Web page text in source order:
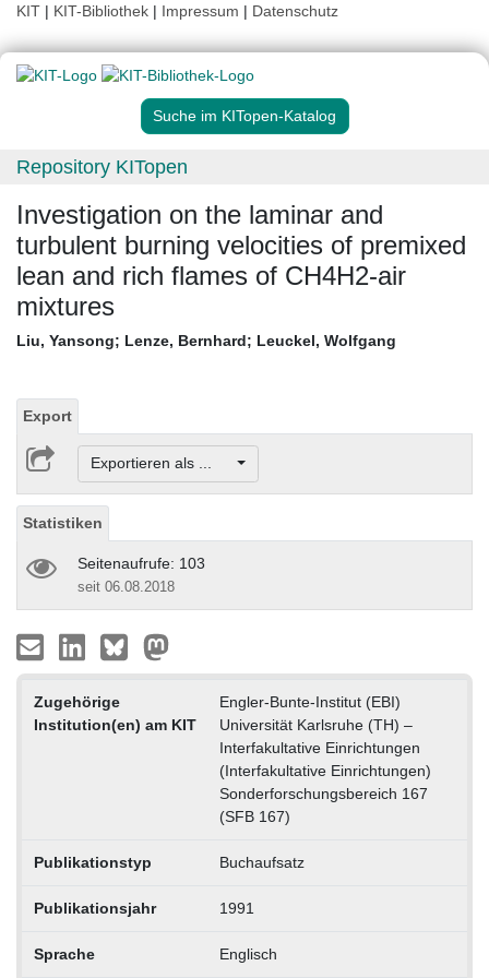
KIT | KIT-Bibliothek | Impressum | Datenschutz
Suche im KITopen-Katalog
Repository KITopen
Investigation on the laminar and
turbulent burning velocities of premixed
lean and rich flames of CH4H2-air
mixtures
Liu, Yansong; Lenze, Bernhard; Leuckel, Wolfgang
Export
Exportieren als ...
Statistiken
Seitenaufrufe: 103
seit 06.08.2018
Zugehörige
Institution(en) am KIT
Engler-Bunte-Institut (EBI)
Universität Karlsruhe (TH) –
Interfakultative Einrichtungen
(Interfakultative Einrichtungen)
Sonderforschungsbereich 167
(SFB 167)
Publikationstyp Buchaufsatz
Publikationsjahr 1991
Sprache Englisch